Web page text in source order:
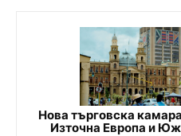
Нова търговска
Източна Европа и